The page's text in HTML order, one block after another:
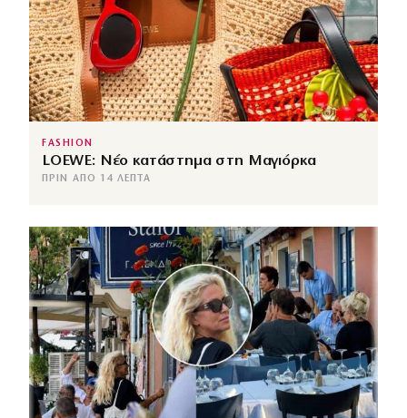
FASHION
LOEWE: Νέο κατάστημα στη Μαγιόρκα
ΠΡΙΝ ΑΠΌ 14 ΛΕΠΤΆ